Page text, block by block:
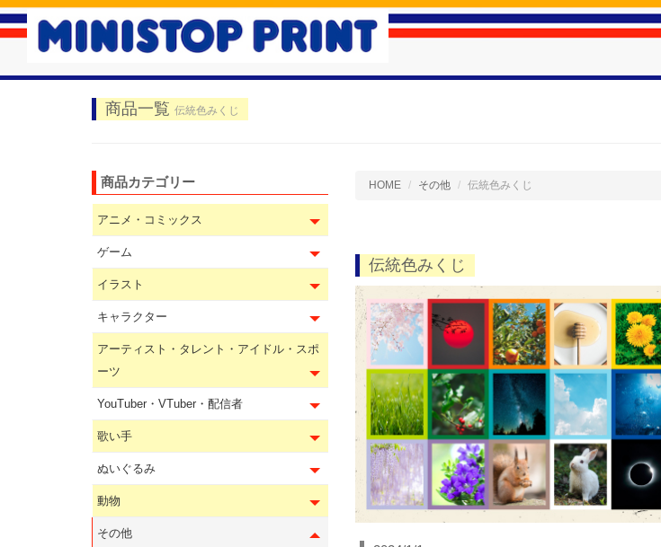
商品一覧 伝統色みくじ
HOME その他 伝統色みくじ
伝統色みくじ
商品カテゴリー
アニメ・コミックス
ゲーム
イラスト
キャラクター
アーティスト・タレント・アイドル・スポ
ーツ
YouTuber・VTuber・配信者
歌い手
ぬいぐるみ
動物
その他